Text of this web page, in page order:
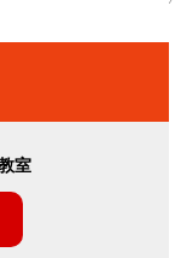
室